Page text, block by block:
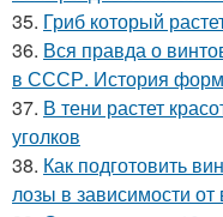
35. Гриб который
36. Вся правда о
в СССР. История
37. В тени растет
уголков
38. Как подготовить
лозы в зависимости от